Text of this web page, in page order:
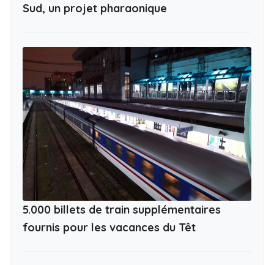
Sud, un projet pharaonique
5.000 billets de train supplémentaires
fournis pour les vacances du Têt